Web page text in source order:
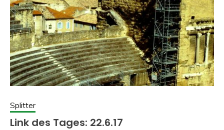
Splitter
Link des Tages: 22.6.17